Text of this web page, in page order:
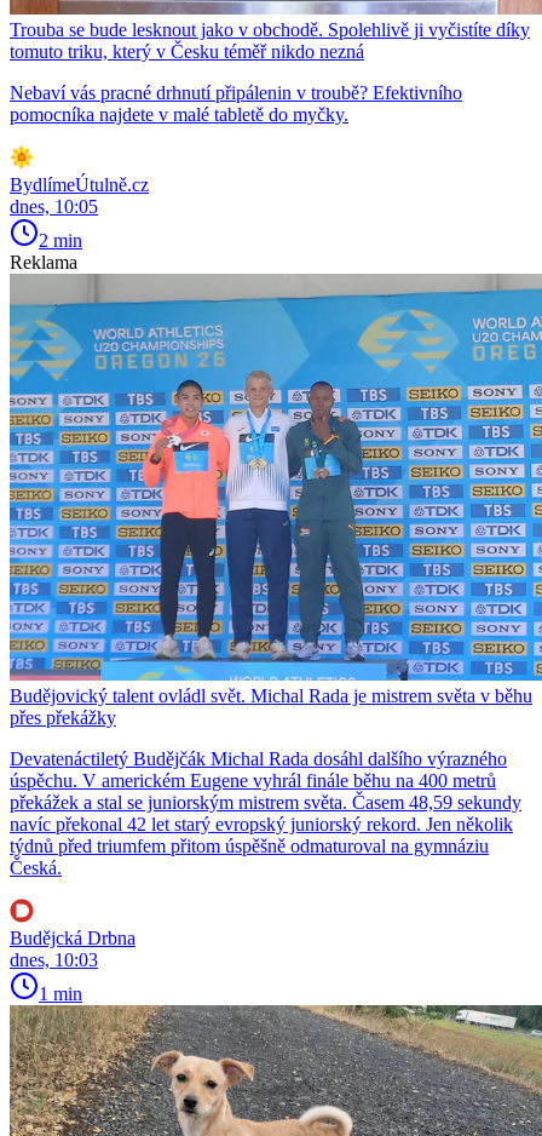
Trouba se bude lesknout jako v obchodě. Spolehlivě ji vyčistíte díky
tomuto triku, který v Česku téměř nikdo nezná
Nebaví vás pracné drhnutí připálenin v troubě? Efektivního
pomocníka najdete v malé tabletě do myčky.
BydlímeÚtulně.cz
dnes, 10:05
2 min
Reklama
Budějovický talent ovládl svět. Michal Rada je mistrem světa v běhu
přes překážky
Devatenáctiletý Budějčák Michal Rada dosáhl dalšího výrazného
úspěchu. V americkém Eugene vyhrál finále běhu na 400 metrů
překážek a stal se juniorským mistrem světa. Časem 48,59 sekundy
navíc překonal 42 let starý evropský juniorský rekord. Jen několik
týdnů před triumfem přitom úspěšně odmaturoval na gymnáziu
Česká.
Budějcká Drbna
dnes, 10:03
1 min